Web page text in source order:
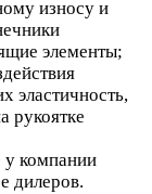
износу и
элементы;
эластичность,
рукоятке
у компании
дилеров.